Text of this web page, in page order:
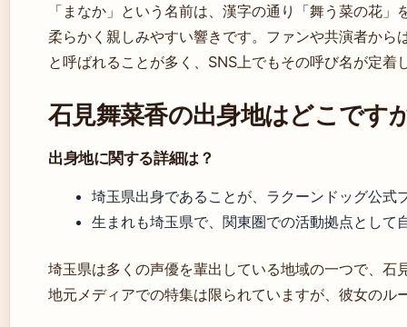
「まなか」という名前は、漢字の通り「舞う菜の花」
柔らかく親しみやすい響きです。ファンや共演者から
と呼ばれることが多く、SNS上でもその呼び名が定着
石見舞菜香の出身地はどこです
出身地に関する詳細は？
埼玉県出身であることが、ラクーンドッグ公
生まれも埼玉県で、関東圏での活動拠点として
埼玉県は多くの声優を輩出している地域の一つで、石
地元メディアでの特集は限られていますが、彼女のル